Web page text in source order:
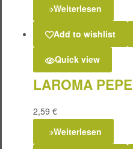
Weiterlesen
Add to wishlist
Quick view
LAROMA
2,59 €
Weiterlesen